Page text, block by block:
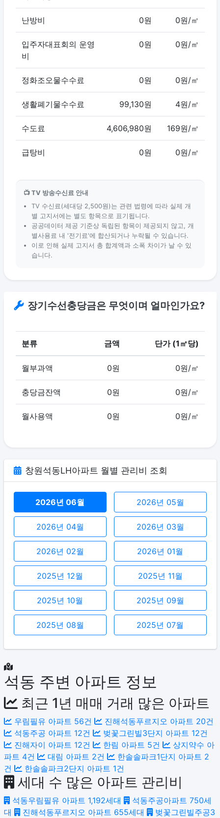
난방비 0원 0원/㎡
입주자대표회의 운영
비
0원 0원/㎡
정화조오물수수료 0원 0원/㎡
생활폐기물수수료 99,130원 4원/㎡
수도료 4,606,980원 169원/㎡
급탕비 0원 0원/㎡
📺 TV 방송수신료 안내
TV 수신료(세대당 2,500원)는 관련 법령에 따라 실제 개
별 고지서에는 별도 항목으로 표기됩니다.
공공데이터 제공 기준상 독립된 항목이 제공되지 않고, 개
별사용료 내 '전기료'에 합산되거나 누락될 수 있습니다.
이로 인해 실제 고지서 총 합계액과 소폭 차이가 날 수 있
습니다.
장기수선충당금은 무엇이며 얼마인가요?
분류 금액 단가 (1㎡당)
월부과액 0원 0원/㎡
충당금잔액 0원 0원/㎡
월사용액 0원 0원/㎡
창원석동LH아파트 월별 관리비 조회
2026년 06월 2026년 05월
2026년 04월 2026년 03월
2026년 02월 2026년 01월
2025년 12월 2025년 11월
2025년 10월 2025년 09월
2025년 08월 2025년 07월
석동 주변 아파트 정보
최근 1년 매매 거래 많은 아파트
우림필유 아파트 56건 진해석동푸르지오 아파트 20건
석동주공 아파트 12건 벚꽃그린빌3단지 아파트 12건
진해자이 아파트 12건 한림 아파트 5건
상지약수 아
파트 4건 대림 아파트 2건 한솔솔파크1단지 아파트 2
건
한솔솔파크2단지 아파트 1건
세대 수 많은 아파트 관리비
석동우림필유 아파트 1,192세대 석동주공아파트 750세
대
진해석동푸르지오 아파트 655세대
벚꽃그린빌주공3